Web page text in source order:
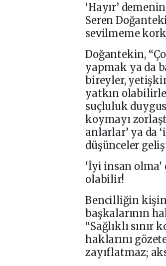
‘Hayır’
Seren
sevilmeme
Doğantekin,
yapmak ya da
bireyler,
yatkın
suçluluk
koymayı
anlarlar’ ya da
düşünceler
'İyi insan olma'
olabilir!
Bencilliğin
başkalarının
“Sağlıklı sınır
haklarını
zayıflatmaz;